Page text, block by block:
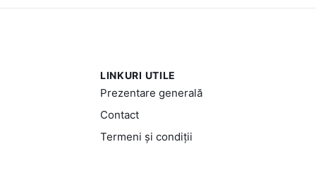
LINKURI UTILE
Prezentare generală
Contact
Termeni și condiții